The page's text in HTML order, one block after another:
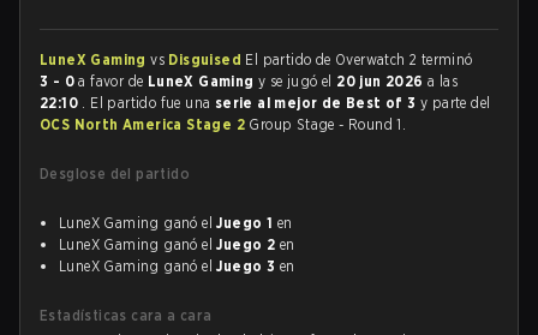
LuneX Gamingvs Disguised El partido de Overwatch 2 terminó
3 - 0 a favor de LuneX Gamingy se jugó el 20 jun 2026a las
22:10 . El partido fue una serie al mejor de Best of 3y parte del
OCS North America Stage 2 Group Stage - Round 1.
Desglose del partido
LuneX Gaming ganó elJuego 1 en
LuneX Gaming ganó elJuego 2 en
LuneX Gaming ganó elJuego 3 en
Estadísticas cara a cara